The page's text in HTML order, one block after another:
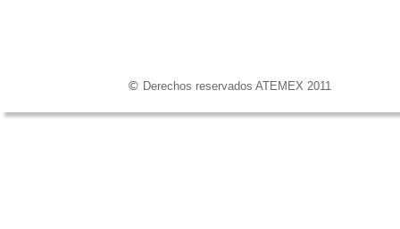
© Derechos reservados ATEMEX 2011